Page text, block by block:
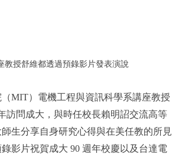
教授舒維都透過預錄影片發表演說
MIT）電機工程與資訊科學系講座教授
訪問成大，與時任校長賴明詔交流高等
生分享自身研究心得與在美任教的所見
影片祝賀成大 90 週年校慶以及台達電